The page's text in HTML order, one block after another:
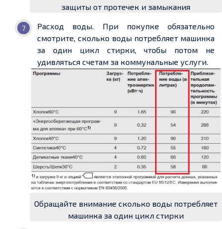
защиты от протечек и замыкания
Расход воды. При покупке обязательно
смотрите, сколько воды потребляет машинка
за один цикл стирки, чтобы потом не
удивляться счетам за коммунальные услуги.
Обращайте внимание сколько воды потребляет
машинка за один цикл стирки